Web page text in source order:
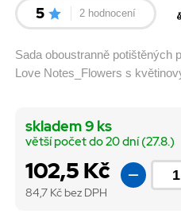
5 2 hodnocení
Sada oboustranně potištěných
Love Notes_Flowers s
102,5 Kč
84,7 Kč bez DPH
skladem 9 ks
větší počet do 20 dní (27.8.)